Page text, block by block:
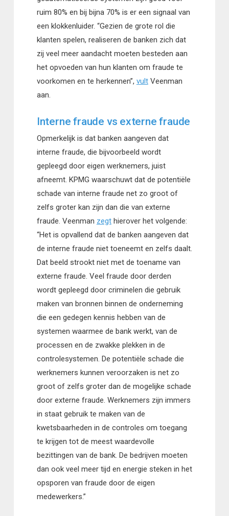
ruim 80% en bij bijna 70% is er een signaal van
een klokkenluider. “Gezien de grote rol die
klanten spelen, realiseren de banken zich dat
zij veel meer aandacht moeten besteden aan
het opvoeden van hun klanten om fraude te
voorkomen en te herkennen”, vultVeenman
aan.
Interne fraude vs externe fraude
Opmerkelijk is dat banken aangeven dat
interne fraude, die bijvoorbeeld wordt
gepleegd door eigen werknemers, juist
afneemt. KPMG waarschuwt dat de potentiële
schade van interne fraude net zo groot of
zelfs groter kan zijn dan die van externe
fraude. Veenman zegthierover het volgende:
“Het is opvallend dat de banken aangeven dat
de interne fraude niet toeneemt en zelfs daalt.
Dat beeld strookt niet met de toename van
externe fraude. Veel fraude door derden
wordt gepleegd door criminelen die gebruik
maken van bronnen binnen de onderneming
die een gedegen kennis hebben van de
systemen waarmee de bank werkt, van de
processen en de zwakke plekken in de
controlesystemen. De potentiële schade die
werknemers kunnen veroorzaken is net zo
groot of zelfs groter dan de mogelijke schade
door externe fraude. Werknemers zijn immers
in staat gebruik te maken van de
kwetsbaarheden in de controles om toegang
te krijgen tot de meest waardevolle
bezittingen van de bank. De bedrijven moeten
dan ook veel meer tijd en energie steken in het
opsporen van fraude door de eigen
medewerkers.”